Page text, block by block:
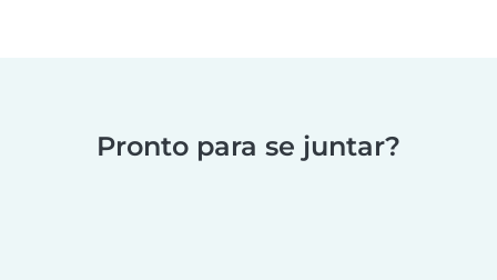
Pronto para se juntar?